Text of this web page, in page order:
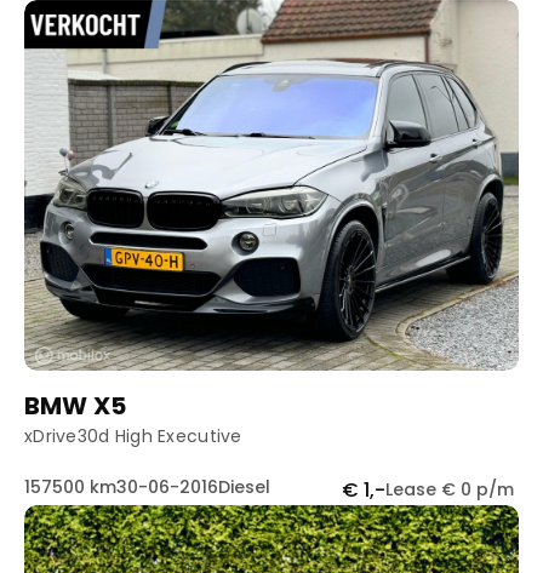
BMW X5
xDrive30d High Executive
157500 km30-06-2016Diesel € 1,-Lease € 0 p/m